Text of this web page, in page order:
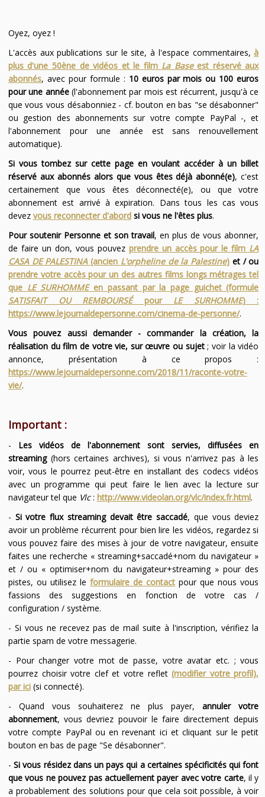
Oyez, oyez !
L'accès aux publications sur le site, à l'espace commentaires,à
plus d'une 50ène de vidéos et le film La Baseest réservé aux
abonnés, avec pour formule : 10 euros par mois ou 100 euros
pour une année(l'abonnement par mois est récurrent, jusqu'à ce
que vous vous désabonniez - cf. bouton en bas "se désabonner"
ou gestion des abonnements sur votre compte PayPal -, et
l'abonnement pour une année est sans renouvellement
automatique).
Si vous tombez sur cette page en voulant accéder à un billet
réservé aux abonnés alors que vous êtes déjà abonné(e), c'est
certainement que vous êtes déconnecté(e), ou que votre
abonnement est arrivé à expiration. Dans tous les cas vous
devez vous reconnecter d'abordsi vous ne l'êtes plus.
Pour soutenir Personne et son travail, en plus de vous abonner,
de faire un don, vous pouvez prendre un accès pour le film LA
CASA DE PALESTINA(ancien L'orpheline de la Palestine) et / ou
prendre votre accès pour un des autres films longs métrages tel
que LE SURHOMMEen passant par la page guichet (formule
SATISFAIT OU REMBOURSÉpour LE SURHOMME) :
https://www.lejournaldepersonne.com/cinema-de-personne/.
Vous pouvez aussi demander - commander la création, la
réalisation du film de votre vie, sur œuvre ou sujet; voir la vidéo
annonce, présentation à ce propos :
https://www.lejournaldepersonne.com/2018/11/raconte-votre-
vie/.
Important :
- Les vidéos de l'abonnement sont servies, diffusées en
streaming(hors certaines archives), si vous n'arrivez pas à les
voir, vous le pourrez peut-être en installant des codecs vidéos
avec un programme qui peut faire le lien avec la lecture sur
navigateur tel que Vlc: http://www.videolan.org/vlc/index.fr.html.
- Si votre flux streaming devait être saccadé, que vous deviez
avoir un problème récurrent pour bien lire les vidéos, regardez si
vous pouvez faire des mises à jour de votre navigateur, ensuite
faites une recherche « streaming+saccadé+nom du navigateur »
et / ou « optimiser+nom du navigateur+streaming » pour des
pistes, ou utilisez leformulaire de contact pour que nous vous
fassions des suggestions en fonction de votre cas /
configuration / système.
- Si vous ne recevez pas de mail suite à l'inscription, vérifiez la
partie spam de votre messagerie.
- Pour changer votre mot de passe, votre avatar etc. ; vous
pourrez choisir votre clef et votre reflet(modifier votre profil),
par ici(si connecté).
- Quand vous souhaiterez ne plus payer,annuler votre
abonnement, vous devriez pouvoir le faire directement depuis
votre compte PayPal ou en revenant ici et cliquant sur le petit
bouton en bas de page "Se désabonner".
-Si vous résidez dans un pays qui a certaines spécificités qui font
que vous ne pouvez pas actuellement payer avec votre carte, il y
a probablement des solutions pour que cela soit possible, à voir